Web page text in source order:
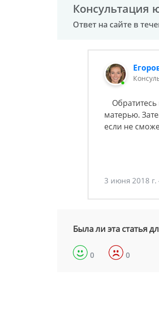
Консультация
Ответ на сайте в
матерью.
если не
3 июня 2018 г.
Была ли эта статья
0 0